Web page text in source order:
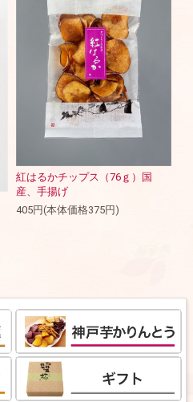
紅はるかチップス（76ｇ）国
産、手揚げ
405円(本体価格375円)